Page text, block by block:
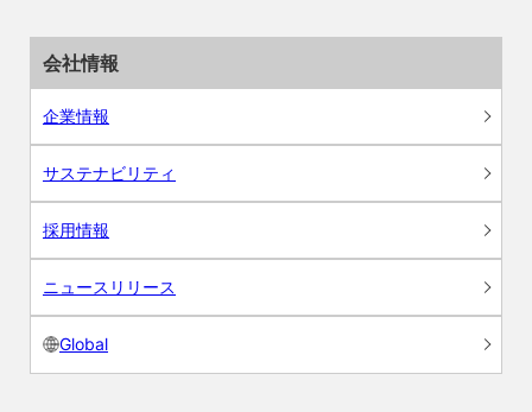
会社情報
企業情報
サステナビリティ
採用情報
ニュースリリース
Global